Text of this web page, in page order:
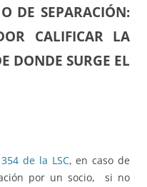
DE SEPARACIÓN:
CALIFICAR LA
DONDE SURGE EL
de la LSC, en caso de
por un socio, si no